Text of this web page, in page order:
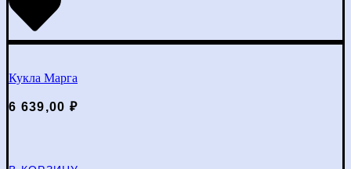
Кукла Марга
6 639,00 ₽